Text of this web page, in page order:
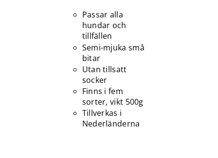
Passar alla
hundar och
tillfällen
Semi-mjuka små
bitar
Utan tillsatt
socker
Finns i fem
sorter, vikt 500g
Tillverkas i
Nederländerna